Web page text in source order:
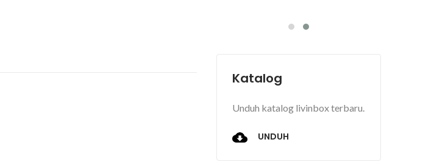
Katalog
Unduh katalog livinbox terbaru.
UNDUH